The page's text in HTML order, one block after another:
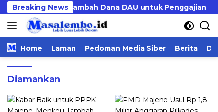
Langsung
ke
konten
Breaking News
Menkeu Tambah Dana DAU untuk Penggajian
Home Laman Pedoman Media Siber Berita
Diamankan